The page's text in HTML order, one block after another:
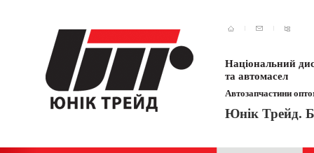
Національний
та автомасел
Автозапчастини
Юнік Трейд.